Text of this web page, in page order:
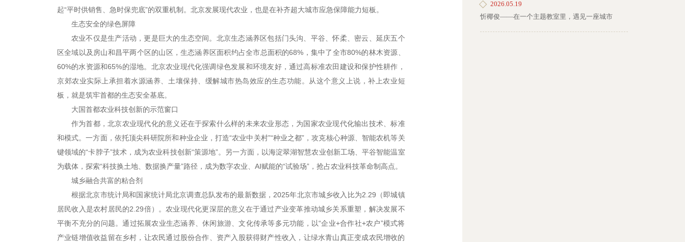
起“平时供销售、急时保兜底”的双重机制。北京发展现代农业，也是在补齐超大城市应急保障能力短板。
生态安全的绿色屏障
农业不仅是生产活动，更是巨大的生态空间。北京生态涵养区包括门头沟、平谷、怀柔、密云、延庆五个
区全域以及房山和昌平两个区的山区，生态涵养区面积约占全市总面积的68%，集中了全市80%的林木资源、
60%的水资源和65%的湿地。北京农业现代化强调绿色发展和环境友好，通过高标准农田建设和保护性耕作，
京郊农业实际上承担着水源涵养、土壤保持、缓解城市热岛效应的生态功能。从这个意义上说，补上农业短
板，就是筑牢首都的生态安全基底。
大国首都农业科技创新的示范窗口
作为首都，北京农业现代化的意义还在于探索什么样的未来农业形态，为国家农业现代化输出技术、标准
和模式。一方面，依托顶尖科研院所和种业企业，打造“农业中关村”“种业之都”，攻克核心种源、智能农机等关
键领域的“卡脖子”技术，成为农业科技创新“策源地”。另一方面，以海淀翠湖智慧农业创新工场、平谷智能温室
为载体，探索“科技换土地、数据换产量”路径，成为数字农业、AI赋能的“试验场”，抢占农业科技革命制高点。
城乡融合共富的粘合剂
根据北京市统计局和国家统计局北京调查总队发布的最新数据，2025年北京市城乡收入比为2.29（即城镇
居民收入是农村居民的2.29倍）。农业现代化更深层的意义在于通过产业变革推动城乡关系重塑，解决发展不
平衡不充分的问题。通过拓展农业生态涵养、休闲旅游、文化传承等多元功能，以“企业+合作社+农户”模式将
产业链增值收益留在乡村，让农民通过股份合作、资产入股获得财产性收入，让绿水青山真正变成农民增收的
2026.05.19
忻椰俊——在一个主题教室里，遇见一座城市